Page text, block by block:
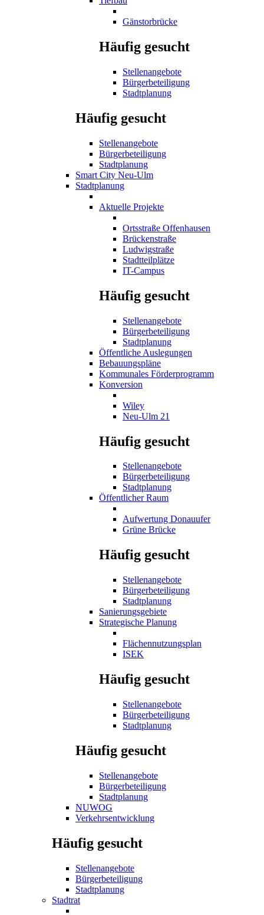
Gänstorbrücke
Häufig gesucht
Stellenangebote
Bürgerbeteiligung
Stadtplanung
Häufig gesucht
Stellenangebote
Bürgerbeteiligung
Stadtplanung
Smart City Neu-Ulm
Stadtplanung
Aktuelle Projekte
Ortsstraße Offenhausen
Brückenstraße
Ludwigstraße
Stadtteilplätze
IT-Campus
Häufig gesucht
Stellenangebote
Bürgerbeteiligung
Stadtplanung
Öffentliche Auslegungen
Bebauungspläne
Kommunales Förderprogramm
Konversion
Wiley
Neu-Ulm 21
Häufig gesucht
Stellenangebote
Bürgerbeteiligung
Stadtplanung
Öffentlicher Raum
Aufwertung Donauufer
Grüne Brücke
Häufig gesucht
Stellenangebote
Bürgerbeteiligung
Stadtplanung
Sanierungsgebiete
Strategische Planung
Flächennutzungsplan
ISEK
Häufig gesucht
Stellenangebote
Bürgerbeteiligung
Stadtplanung
Häufig gesucht
Stellenangebote
Bürgerbeteiligung
Stadtplanung
NUWOG
Verkehrsentwicklung
Häufig gesucht
Stellenangebote
Bürgerbeteiligung
Stadtplanung
Stadtrat